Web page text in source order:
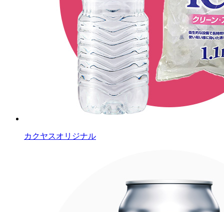
カクヤスオリジナル